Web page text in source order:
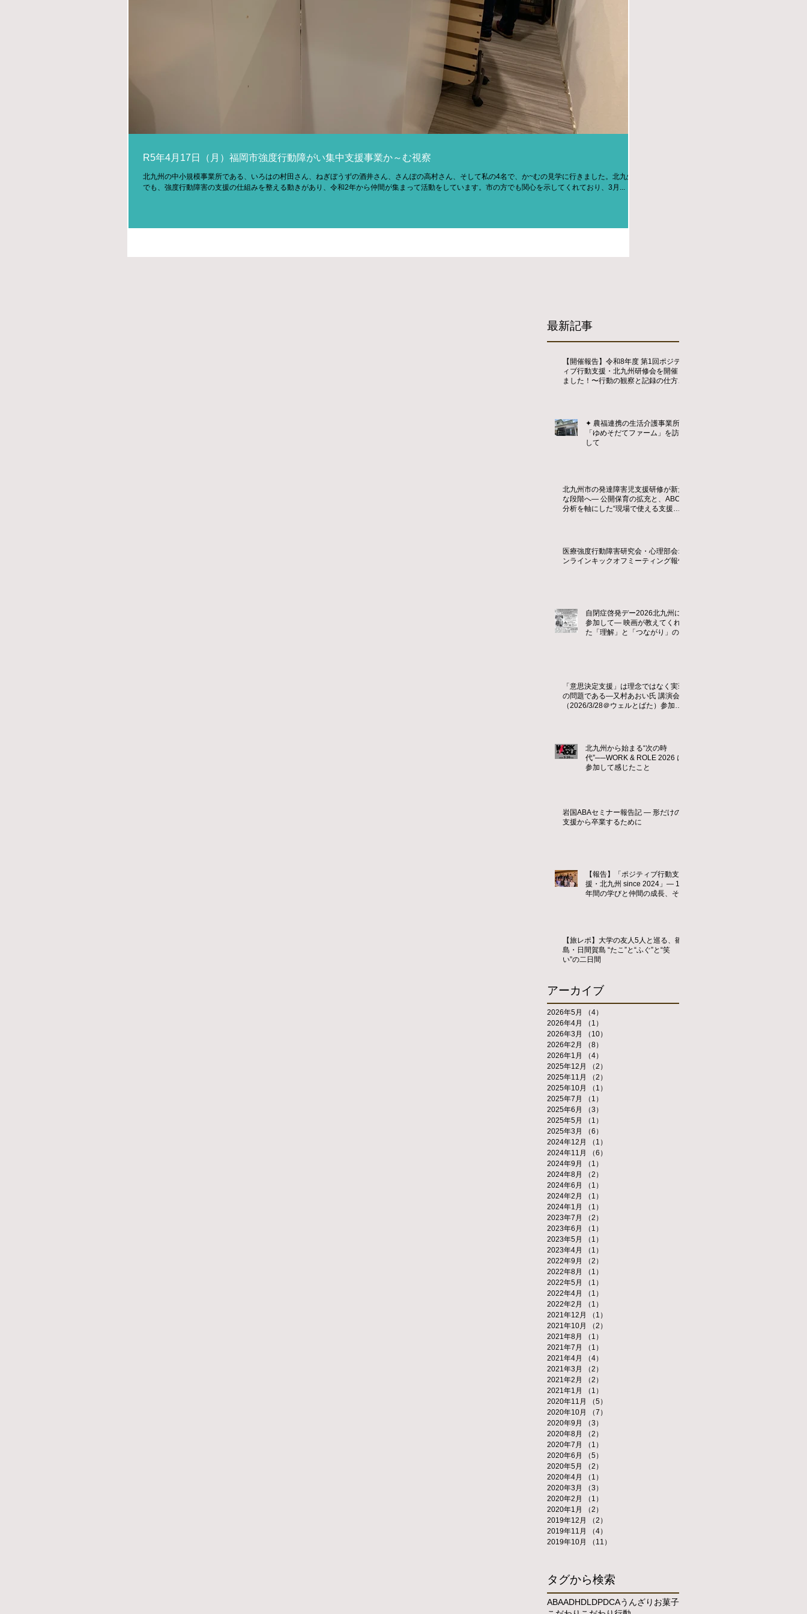
R5年4月17日（月）福岡市強度行動障がい集中支援事業か～む視察
北九州の中小規模事業所である、いろはの村田さん、ねぎぼうずの酒井さん、さんぽの高村さん、そして私の4名で、か~むの見学に行きました。北九州市
でも、強度行動障害の支援の仕組みを整える動きがあり、令和2年から仲間が集まって活動をしています。市の方でも関心を示してくれており、3月...
最新記事
【開催報告】令和8年度 第1回ポジテ
ィブ行動支援・北九州研修会を開催し
ました！〜行動の観察と記録の仕方を
✦ 農福連携の生活介護事業所
「ゆめそだてファーム」を訪問
して
北九州市の発達障害児支援研修が新た
な段階へ― 公開保育の拡充と、ABC
分析を軸にした“現場で使える支援
医療強度行動障害研究会・心理部会オ
ンラインキックオフミーティング報告
自閉症啓発デー2026北九州に
参加して― 映画が教えてくれ
た「理解」と「つながり」の大
「意思決定支援」は理念ではなく実装
の問題である—又村あおい氏 講演会
（2026/3/28＠ウェルとばた）参加レ
北九州から始まる“次の時
代”──WORK & ROLE 2026 に
参加して感じたこと
岩国ABAセミナー報告記 ― 形だけの
支援から卒業するために
【報告】「ポジティブ行動支
援・北九州 since 2024」― 1
年間の学びと仲間の成長、そし
【旅レポ】大学の友人5人と巡る、篠
島・日間賀島 “たこ”と“ふぐ”と“笑
い”の二日間
アーカイブ
2026年5月 （4）
2026年4月
（1）
2026年3月
（10）
2026年2月
（8）
2026年1月
（4）
2025年12月
（2）
2025年11月
（2）
2025年10月
（1）
2025年7月
（1）
2025年6月
（3）
2025年5月
（1）
2025年3月
（6）
2024年12月
（1）
2024年11月
（6）
2024年9月
（1）
2024年8月
（2）
2024年6月
（1）
2024年2月
（1）
2024年1月
（1）
2023年7月
（2）
2023年6月
（1）
2023年5月
（1）
2023年4月
（1）
2022年9月
（2）
2022年8月
（1）
2022年5月
（1）
2022年4月
（1）
2022年2月
（1）
2021年12月
（1）
2021年10月
（2）
2021年8月
（1）
2021年7月
（1）
2021年4月
（4）
2021年3月
（2）
2021年2月
（2）
2021年1月
（1）
2020年11月
（5）
2020年10月
（7）
2020年9月
（3）
2020年8月
（2）
2020年7月
（1）
2020年6月
（5）
2020年5月
（2）
2020年4月
（1）
2020年3月
（3）
2020年2月
（1）
2020年1月
（2）
2019年12月
（2）
2019年11月
（4）
2019年10月
（11）
タグから検索
ABAADHDLDPDCAうんざり お菓子